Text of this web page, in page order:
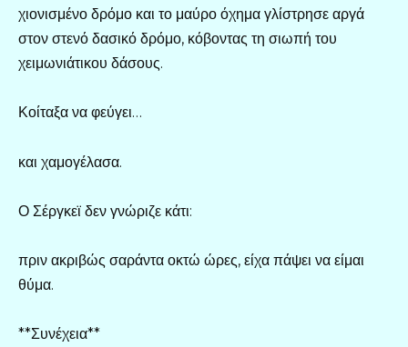
χιονισμένο δρόμο και το μαύρο όχημα γλίστρησε αργά
στον στενό δασικό δρόμο, κόβοντας τη σιωπή του
χειμωνιάτικου δάσους.
Κοίταξα να φεύγει…
και χαμογέλασα.
Ο Σέργκεϊ δεν γνώριζε κάτι:
πριν ακριβώς σαράντα οκτώ ώρες, είχα πάψει να είμαι
θύμα.
**Συνέχεια**